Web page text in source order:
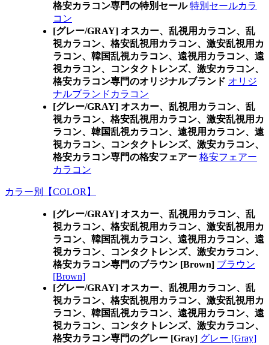
格安カラコン専門の特別セール 特別セールカラ
コン
[グレー/GRAY] オスカー、乱視用カラコン、乱
視カラコン、格安乱視用カラコン、激安乱視用カ
ラコン、韓国乱視カラコン、遠視用カラコン、遠
視カラコン、コンタクトレンズ、激安カラコン、
格安カラコン専門のオリジナルブランド オリジ
ナルブランドカラコン
[グレー/GRAY] オスカー、乱視用カラコン、乱
視カラコン、格安乱視用カラコン、激安乱視用カ
ラコン、韓国乱視カラコン、遠視用カラコン、遠
視カラコン、コンタクトレンズ、激安カラコン、
格安カラコン専門の格安フェアー 格安フェアー
カラコン
カラー別【COLOR】
[グレー/GRAY] オスカー、乱視用カラコン、乱
視カラコン、格安乱視用カラコン、激安乱視用カ
ラコン、韓国乱視カラコン、遠視用カラコン、遠
視カラコン、コンタクトレンズ、激安カラコン、
格安カラコン専門のブラウン [Brown] ブラウン
[Brown]
[グレー/GRAY] オスカー、乱視用カラコン、乱
視カラコン、格安乱視用カラコン、激安乱視用カ
ラコン、韓国乱視カラコン、遠視用カラコン、遠
視カラコン、コンタクトレンズ、激安カラコン、
格安カラコン専門のグレー [Gray] グレー [Gray]